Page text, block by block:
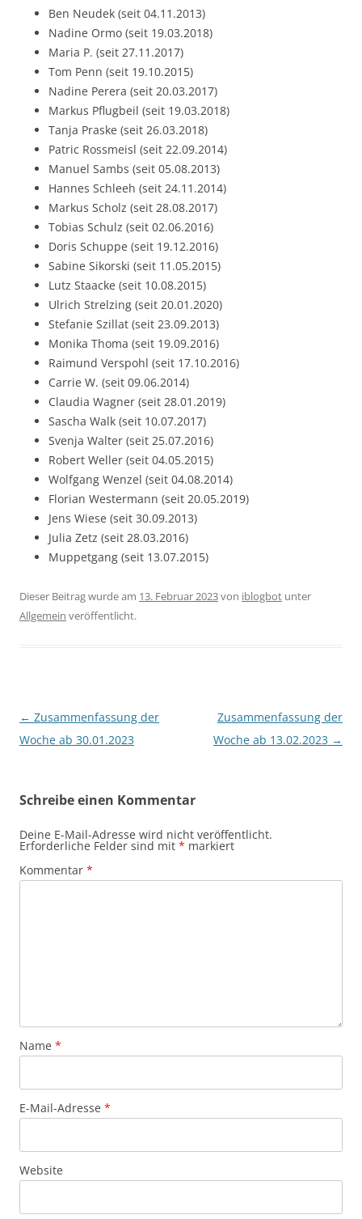
Ben Neudek (seit 04.11.2013)
Nadine Ormo (seit 19.03.2018)
Maria P. (seit 27.11.2017)
Tom Penn (seit 19.10.2015)
Nadine Perera (seit 20.03.2017)
Markus Pflugbeil (seit 19.03.2018)
Tanja Praske (seit 26.03.2018)
Patric Rossmeisl (seit 22.09.2014)
Manuel Sambs (seit 05.08.2013)
Hannes Schleeh (seit 24.11.2014)
Markus Scholz (seit 28.08.2017)
Tobias Schulz (seit 02.06.2016)
Doris Schuppe (seit 19.12.2016)
Sabine Sikorski (seit 11.05.2015)
Lutz Staacke (seit 10.08.2015)
Ulrich Strelzing (seit 20.01.2020)
Stefanie Szillat (seit 23.09.2013)
Monika Thoma (seit 19.09.2016)
Raimund Verspohl (seit 17.10.2016)
Carrie W. (seit 09.06.2014)
Claudia Wagner (seit 28.01.2019)
Sascha Walk (seit 10.07.2017)
Svenja Walter (seit 25.07.2016)
Robert Weller (seit 04.05.2015)
Wolfgang Wenzel (seit 04.08.2014)
Florian Westermann (seit 20.05.2019)
Jens Wiese (seit 30.09.2013)
Julia Zetz (seit 28.03.2016)
Muppetgang (seit 13.07.2015)
Dieser Beitrag wurde am 13. Februar 2023von iblogbot unter
Allgemein veröffentlicht.
Beitragsnavigation
← Zusammenfassung der
Woche ab 30.01.2023
Zusammenfassung der
Woche ab 13.02.2023 →
Schreibe einen Kommentar
Deine E-Mail-Adresse wird nicht veröffentlicht.
Erforderliche Felder sind mit * markiert
Kommentar *
Name *
E-Mail-Adresse *
Website